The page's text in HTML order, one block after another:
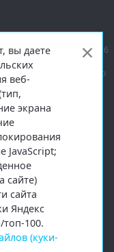
Регион 29»,
© 2016–2026
«Агентство
массовой
выдано Федеральной
технологий
материалов
материалов без
вы даете
веб-
экрана
JavaScript;
сайте)
сайта
Яндекс
100.
(куки-